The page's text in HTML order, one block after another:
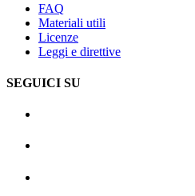
FAQ
Materiali utili
Licenze
Leggi e direttive
SEGUICI SU